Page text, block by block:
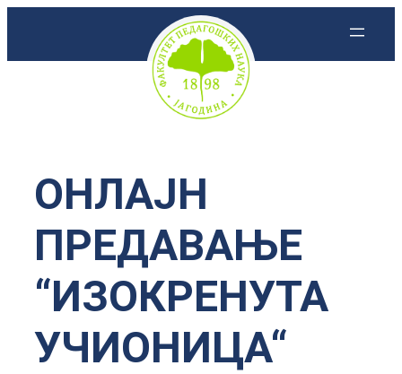
ОНЛАЈН
ПРЕДАВАЊЕ
“ИЗОКРЕНУТА
УЧИОНИЦА“